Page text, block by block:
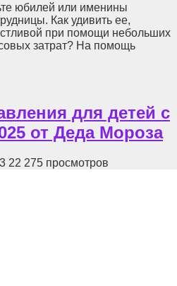
юбилей или именины
Как удивить ее,
при помощи небольших
затрат? На помощь
для детей с
от Деда Мороза
3 22 275 просмотров